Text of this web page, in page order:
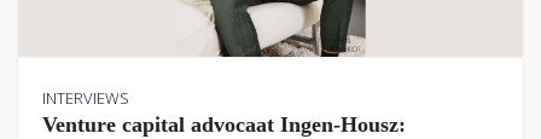
INTERVIEWS
Venture capital advocaat Ingen-Housz: